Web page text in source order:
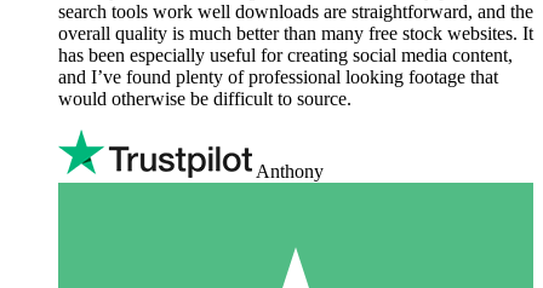
search tools work well downloads are straightforward, and the
overall quality is much better than many free stock websites. It
has been especially useful for creating social media content,
and I’ve found plenty of professional looking footage that
would otherwise be difficult to source.
Anthony